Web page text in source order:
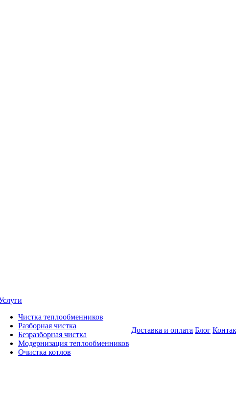
Чистка теплообменников
Разборная чистка
Безразборная чистка
Модернизация теплообменников
Очистка котлов
Доставка и оплата Блог